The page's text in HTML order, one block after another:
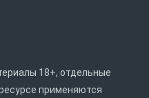
18+, отдельные
применяются